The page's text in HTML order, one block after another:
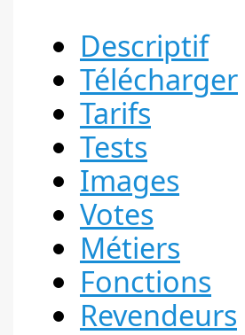
Descriptif
Télécharger
Tarifs
Tests
Images
Votes
Métiers
Fonctions
Revendeurs